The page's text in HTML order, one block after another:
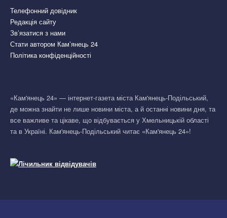
Телефонний довідник
Редакція сайту
Зв’язатися з нами
Стати автором Кам’янець 24
Політика конфіденційності
«Кам'янець 24» — інтернет-газета міста Кам'янець-Подільський,
де можна знайти не лише новини міста, а й останні новини дня, та
все важливе та цікаве, що відбувається у Хмельницькій області
та в Україні. Кам'янець-Подільський читає «Кам'янець 24»!